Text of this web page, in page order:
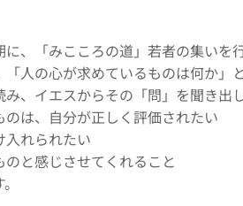
、「みこころの道」若者の集い
「人の心が求めているものは何か
、イエスからその「問」を聞き出
は、自分が正しく評価されたい
れられたい
と感じさせてくれること
。